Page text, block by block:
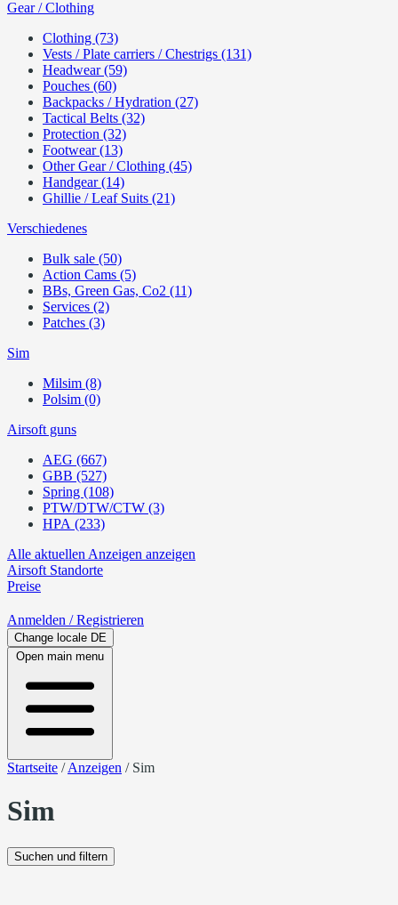
Gear / Clothing
Clothing (73)
Vests / Plate carriers / Chestrigs (131)
Headwear (59)
Pouches (60)
Backpacks / Hydration (27)
Tactical Belts (32)
Protection (32)
Footwear (13)
Other Gear / Clothing (45)
Handgear (14)
Ghillie / Leaf Suits (21)
Verschiedenes
Bulk sale (50)
Action Cams (5)
BBs, Green Gas, Co2 (11)
Services (2)
Patches (3)
Sim
Milsim (8)
Polsim (0)
Airsoft guns
AEG (667)
GBB (527)
Spring (108)
PTW/DTW/CTW (3)
HPA (233)
Alle aktuellen Anzeigen anzeigen
Airsoft Standorte
Preise
Anmelden / Registrieren
Change locale DE
Open main menu
Startseite /Anzeigen / Sim
Sim
Suchen und filtern